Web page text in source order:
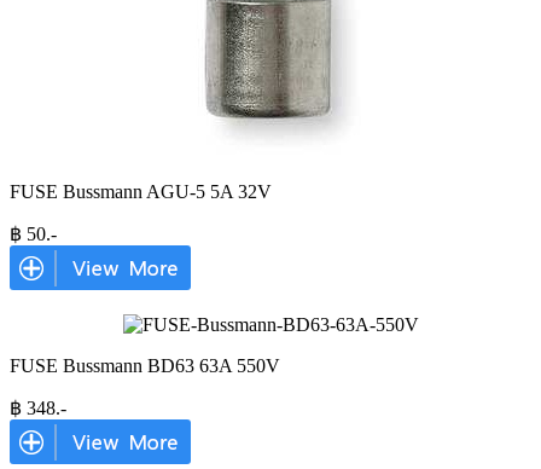
FUSE Bussmann AGU-5 5A 32V
฿ 50.-
FUSE Bussmann BD63 63A 550V
฿ 348.-